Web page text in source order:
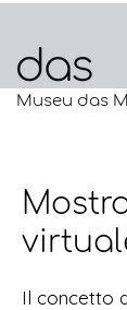
Museu das
Il concetto